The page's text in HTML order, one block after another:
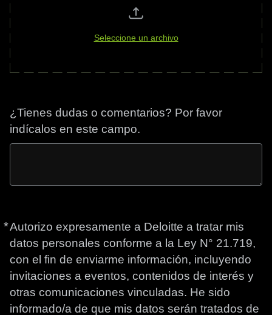
Seleccione un archivo
¿Tienes dudas o comentarios? Por favor
indícalos en este campo.
*Autorizo expresamente a Deloitte a tratar mis
datos personales conforme a la Ley N° 21.719,
con el fin de enviarme información, incluyendo
invitaciones a eventos, contenidos de interés y
otras comunicaciones vinculadas. He sido
informado/a de que mis datos serán tratados de
Obligatorio